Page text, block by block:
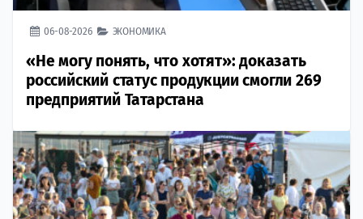
06-08-2026 ЭКОНОМИКА
«Не могу понять, что хотят»: доказать
российский статус продукции смогли 269
предприятий Татарстана